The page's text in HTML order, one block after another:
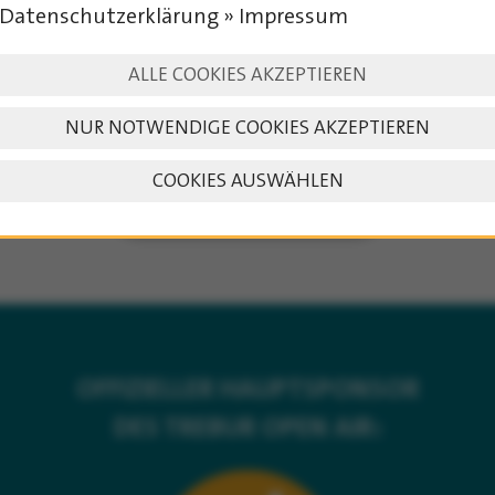
HISTORY-ÜBERSICHT
OFFIZIELLER HAUPTSPONSOR
DES TREBUR OPEN AIR:
Datenschutzerklärung » Impressum
ALLE COOKIES AKZEPTIEREN
NUR NOTWENDIGE COOKIES AKZEPTIEREN
COOKIES AUSWÄHLEN